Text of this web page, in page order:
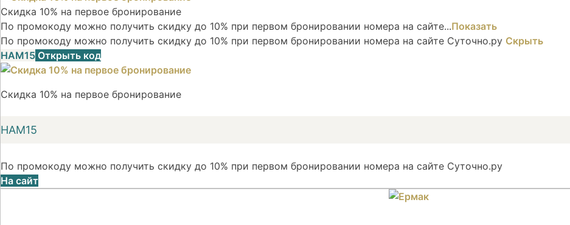
Скидка 10% на первое бронирование
По промокоду можно получить скидку до 10% при первом бронировании номера на сайте...Показать
По промокоду можно получить скидку до 10% при первом бронировании номера на сайте Суточно.ру Скрыть
НАМ15 Открыть код
Скидка 10% на первое бронирование
НАМ15
По промокоду можно получить скидку до 10% при первом бронировании номера на сайте Суточно.ру
На сайт